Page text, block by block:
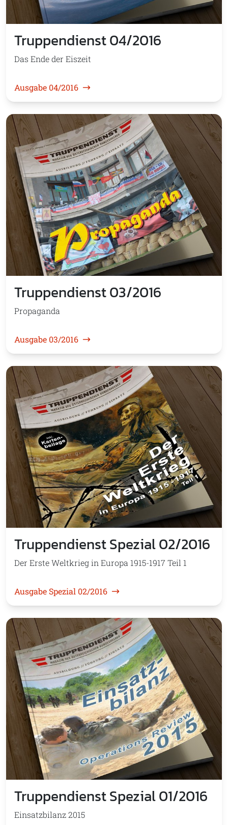
Truppendienst 04/2016
Das Ende der Eiszeit
Ausgabe 04/2016
Truppendienst 03/2016
Propaganda
Ausgabe 03/2016
Truppendienst Spezial 02/2016
Der Erste Weltkrieg in Europa 1915-1917 Teil 1
Ausgabe Spezial 02/2016
Truppendienst Spezial 01/2016
Einsatzbilanz 2015